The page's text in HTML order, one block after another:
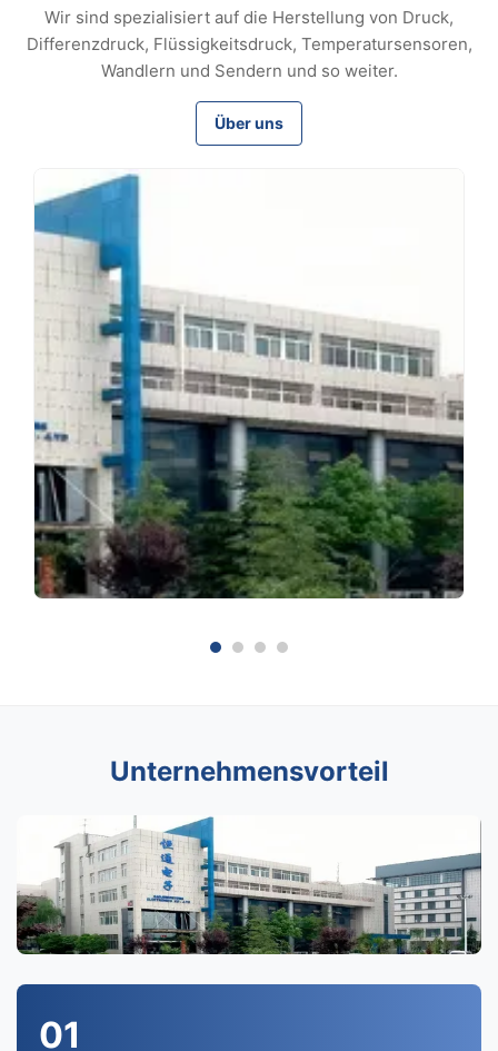
Wir sind spezialisiert auf die Herstellung von Druck,
Differenzdruck, Flüssigkeitsdruck, Temperatursensoren,
Wandlern und Sendern und so weiter.
Über uns
Unternehmensvorteil
01